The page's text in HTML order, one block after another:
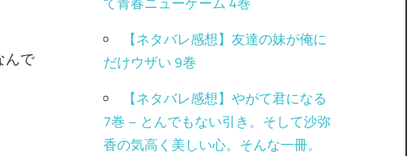
んで
【ネタバレ感想】友達の妹が俺に
だけウザい 9巻
【ネタバレ感想】やがて君になる
7巻 – とんでもない引き。そして沙弥
香の気高く美しい心。そんな一冊。